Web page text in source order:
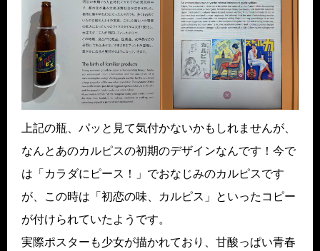
上記の瓶、パッと見て気付かないかもしれませんが、
なんとあのカルピスの初期のデザインなんです！今で
は「カラダにピース！」でおなじみのカルピスです
が、この時は「初恋の味、カルピス」といったコピー
が付けられていたようです。
実際ポスターも少女が描かれており、甘酸っぱい青春